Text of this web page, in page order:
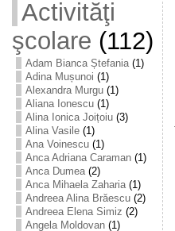
Activităţi
şcolare (112)
Adam Bianca Ștefania(1)
Adina Mușunoi (1)
Alexandra Murgu(1)
Aliana Ionescu(1)
Alina Ionica Joițoiu(3)
Alina Vasile(1)
Ana Voinescu(1)
Anca Adriana Caraman(1)
Anca Dumea(2)
Anca Mihaela Zaharia(1)
Andreea Alina Brăescu(2)
Andreea Elena Simiz (2)
Angela Moldovan(1)